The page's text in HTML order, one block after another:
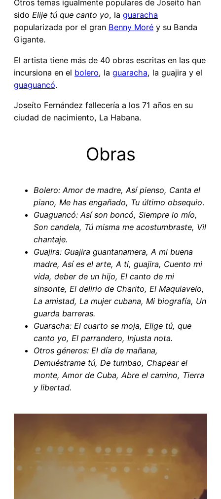
Otros temas igualmente populares de Joseíto han
sido Elije tú que canto yo, la guaracha
popularizada por el gran Benny Moré y su Banda
Gigante.
El artista tiene más de 40 obras escritas en las que
incursiona en el bolero, la guaracha, la guajira y el
guaguancó.
Joseíto Fernández fallecería a los 71 años en su
ciudad de nacimiento, La Habana.
Obras
Bolero: Amor de madre, Así pienso, Canta el
piano, Me has engañado, Tu último obsequio.
Guaguancó: Así son boncó, Siempre lo mío,
Son candela, Tú misma me acostumbraste, Vil
chantaje.
Guajira: Guajira guantanamera, A mi buena
madre, Así es el arte, A ti, guajira, Cuento mi
vida, deber de un hijo, El canto de mi
sinsonte, El delirio de Charito, El Maquiavelo,
La amistad, La mujer cubana, Mi biografía, Un
guarda barreras.
Guaracha: El cuarto se moja, Elige tú, que
canto yo, El parrandero, Injusta nota.
Otros géneros: El día de mañana,
Demuéstrame tú, De tumbao, Chapear el
monte, Amor de Cuba, Abre el camino, Tierra
y libertad.